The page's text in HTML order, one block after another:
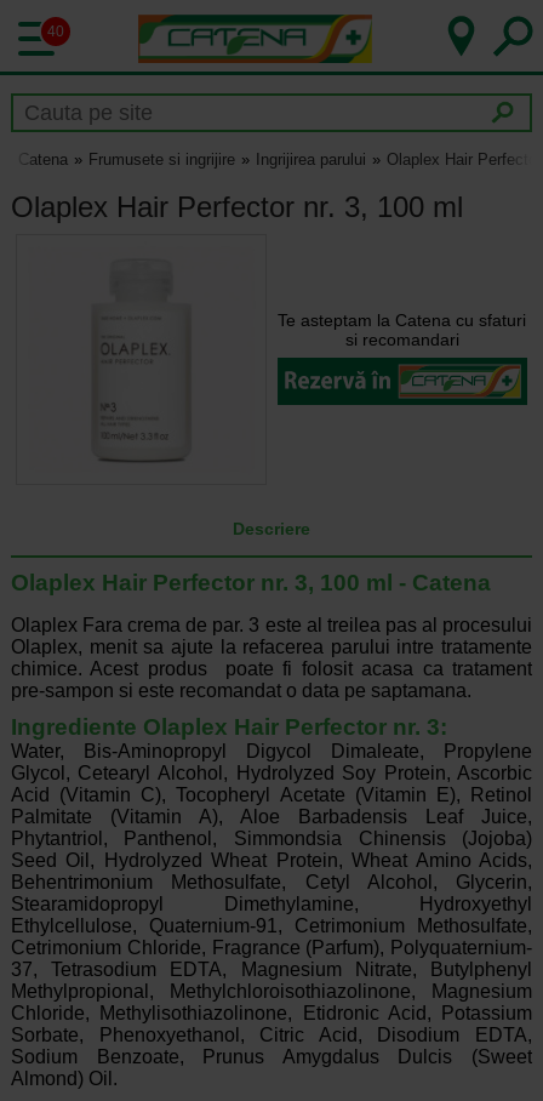
40
Catena Frumusete si ingrijire Ingrijirea parului Olaplex Hair
Olaplex Hair Perfector nr. 3, 100 ml
Te asteptam la Catena cu sfaturi
si recomandari
Descriere
Olaplex Hair Perfector nr. 3, 100 ml - Catena
Olaplex Fara crema de par. 3 este al treilea pas al procesului
Olaplex, menit sa ajute la refacerea parului intre tratamente
chimice. Acest produs poate fi folosit acasa ca tratament
pre-sampon si este recomandat o data pe saptamana.
Ingrediente Olaplex Hair Perfector nr. 3:
Water, Bis-Aminopropyl Digycol Dimaleate, Propylene
Glycol, Cetearyl Alcohol, Hydrolyzed Soy Protein, Ascorbic
Acid (Vitamin C), Tocopheryl Acetate (Vitamin E), Retinol
Palmitate (Vitamin A), Aloe Barbadensis Leaf Juice,
Phytantriol, Panthenol, Simmondsia Chinensis (Jojoba)
Seed Oil, Hydrolyzed Wheat Protein, Wheat Amino Acids,
Behentrimonium Methosulfate, Cetyl Alcohol, Glycerin,
Stearamidopropyl Dimethylamine, Hydroxyethyl
Ethylcellulose, Quaternium-91, Cetrimonium Methosulfate,
Cetrimonium Chloride, Fragrance (Parfum), Polyquaternium-
37, Tetrasodium EDTA, Magnesium Nitrate, Butylphenyl
Methylpropional, Methylchloroisothiazolinone, Magnesium
Chloride, Methylisothiazolinone, Etidronic Acid, Potassium
Sorbate, Phenoxyethanol, Citric Acid, Disodium EDTA,
Sodium Benzoate, Prunus Amygdalus Dulcis (Sweet
Almond) Oil.